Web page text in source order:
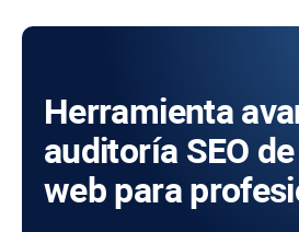
Herramienta
auditoría SEO
web para